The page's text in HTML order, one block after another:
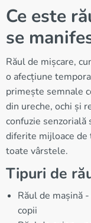
Ce este
se
Răul de mișcare,
o afecțiune
primește semnale
din ureche, ochi și
confuzie
diferite mijloace de
toate vârstele.
Tipuri de
Răul de mașină
copii